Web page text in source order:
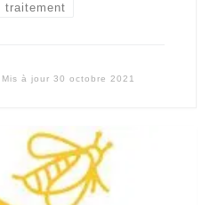
traitement
Mis à jour 30 octobre 2021